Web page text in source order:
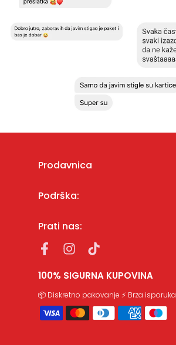
Prodavnica
Podrška:
Prati nas:
100% SIGURNA KUPOVINA
📦 Diskretno pakovanje ⚡ Brza isporuka